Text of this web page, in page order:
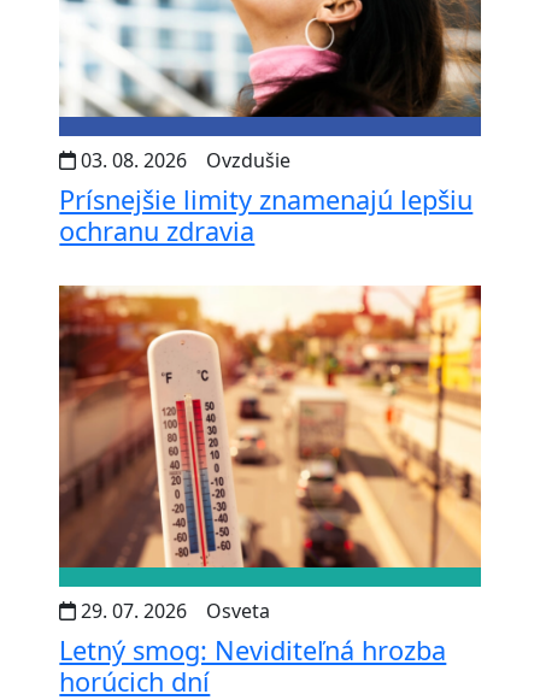
03. 08. 2026 Ovzdušie
Prísnejšie limity znamenajú lepšiu
ochranu zdravia
29. 07. 2026 Osveta
Letný smog: Neviditeľná hrozba
horúcich dní